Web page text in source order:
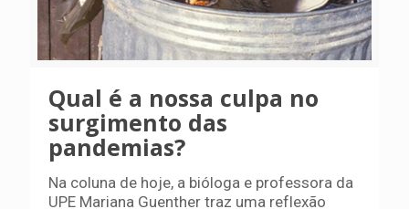
Qual é a nossa culpa no
surgimento das
pandemias?
Na coluna de hoje, a bióloga e professora da
UPE Mariana Guenther traz uma reflexão